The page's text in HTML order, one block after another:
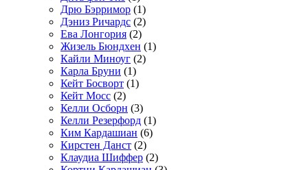
Дрю Бэрримор (1)
Дэниз Ричардс (2)
Ева Лонгория (2)
Жизель Бюндхен (1)
Кайли Миноуг (2)
Карла Бруни (1)
Кейт Босворт (1)
Кейт Мосс (2)
Келли Осборн (3)
Келли Резерфорд (1)
Ким Кардашиан (6)
Кирстен Данст (2)
Клаудиа Шиффер (2)